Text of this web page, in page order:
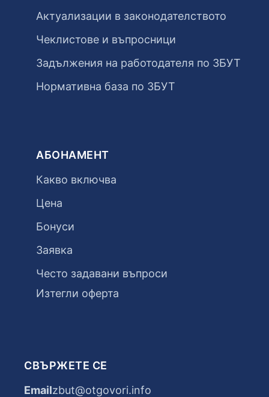
Актуализации в законодателството
Чеклистове и въпросници
Задължения на работодателя по ЗБУТ
Нормативна база по ЗБУТ
АБОНАМЕНТ
Какво включва
Цена
Бонуси
Заявка
Често задавани въпроси
Изтегли оферта
СВЪРЖЕТЕ СЕ
Emailzbut@otgovori.info